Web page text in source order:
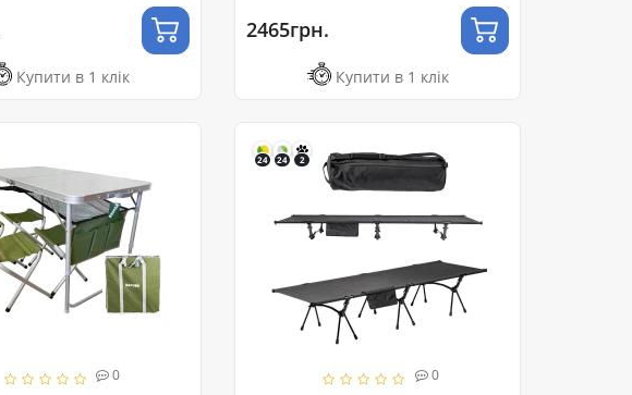
Купити в 1 клік
2465грн.
Купити в 1 клік
0
24 24 2
0